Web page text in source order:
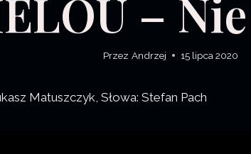
–
Przez Andrzej 15 lipca 2020
Matuszczyk, Słowa: Stefan Pach